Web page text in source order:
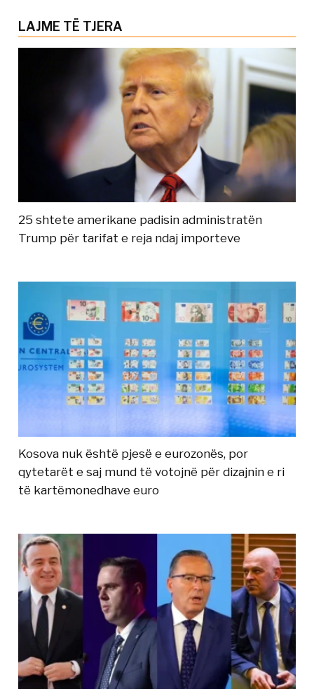
LAJME TË TJERA
25 shtete amerikane padisin administratën
Trump për tarifat e reja ndaj importeve
Kosova nuk është pjesë e eurozonës, por
qytetarët e saj mund të votojnë për dizajnin e ri
të kartëmonedhave euro